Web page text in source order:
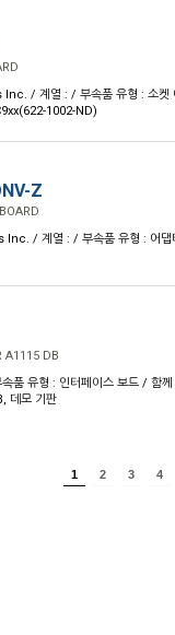
/ 계열 : / 부속품 유형 : 소켓
1002-ND)
Z
/ 계열 : / 부속품 유형 : 어댑
A1115 DB
품 유형 : 인터페이스 보드 / 함
데모 기판
1 2 3 4